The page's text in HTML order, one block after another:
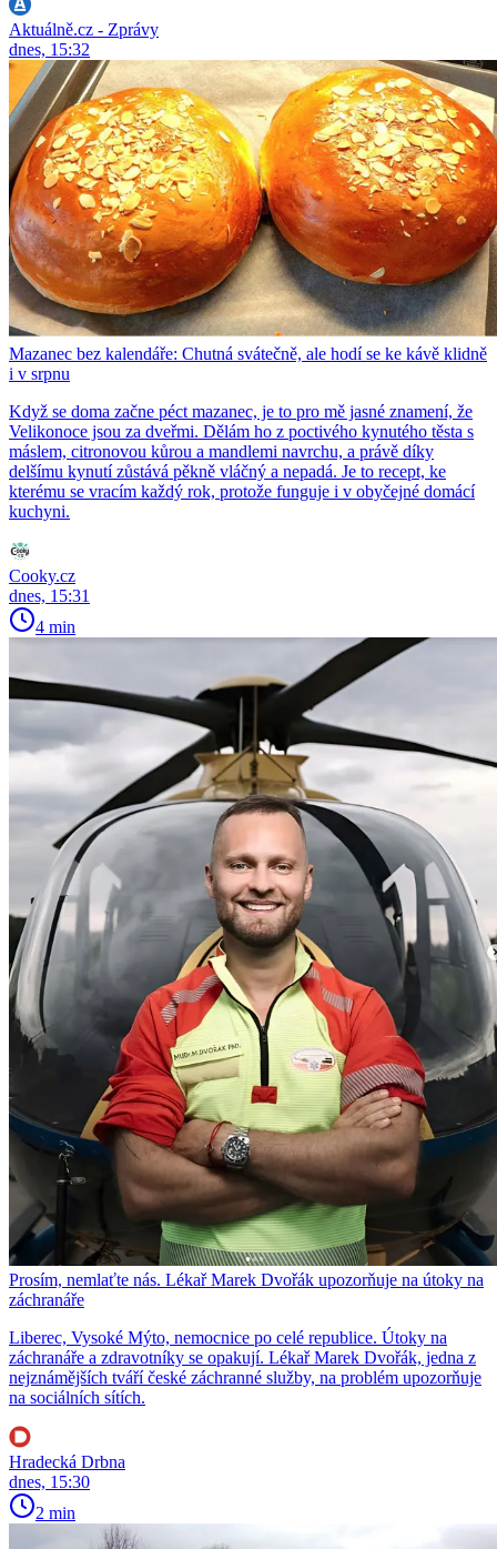
Aktuálně.cz - Zprávy
dnes, 15:32
Mazanec bez kalendáře: Chutná svátečně, ale hodí se ke kávě klidně
i v srpnu
Když se doma začne péct mazanec, je to pro mě jasné znamení, že
Velikonoce jsou za dveřmi. Dělám ho z poctivého kynutého těsta s
máslem, citronovou kůrou a mandlemi navrchu, a právě díky
delšímu kynutí zůstává pěkně vláčný a nepadá. Je to recept, ke
kterému se vracím každý rok, protože funguje i v obyčejné domácí
kuchyni.
Cooky.cz
dnes, 15:31
4 min
Prosím, nemlaťte nás. Lékař Marek Dvořák upozorňuje na útoky na
záchranáře
Liberec, Vysoké Mýto, nemocnice po celé republice. Útoky na
záchranáře a zdravotníky se opakují. Lékař Marek Dvořák, jedna z
nejznámějších tváří české záchranné služby, na problém upozorňuje
na sociálních sítích.
Hradecká Drbna
dnes, 15:30
2 min